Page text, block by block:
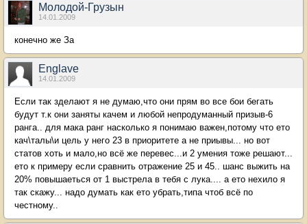
Молодой-Грузын
14.01.2009
конечно же За
Englave
14.01.2009
Если так зделают я не думаю,что они прям во все бои бегать
будут т.к они заняты качем и любой непродуманный призыв-6
ранга.. для мака ранг насколько я понимаю важен,потому что ето
кач\талы\и цель у него 23 в приоритете а не приывы... но вот
статов хоть и мало,но всё же перевес...и 2 умения тоже решают...
ето к примеру если сравнить отражение 25 и 45.. шанс выжить на
20% повышаеться от 1 выстрела в тебя с лука.... а ето нехило я
так скажу... надо думать как ето убрать,типа чтоб всё по
честному..